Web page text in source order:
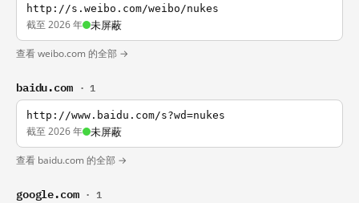
http://s.weibo.com/weibo/nukes
截至 2026 年 未屏蔽
查看 weibo.com 的全部 →
baidu.com · 1
http://www.baidu.com/s?wd=nukes
截至 2026 年 未屏蔽
查看 baidu.com 的全部 →
google.com · 1